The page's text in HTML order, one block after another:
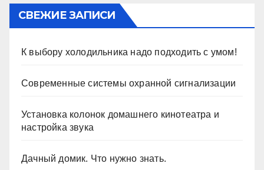
СВЕЖИЕ ЗАПИСИ
К выбору холодильника надо подходить с умом!
Современные системы охранной сигнализации
Установка колонок домашнего кинотеатра и
настройка звука
Дачный домик. Что нужно знать.